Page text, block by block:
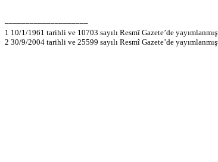
––––––––––––––––––––
1 10/1/1961 tarihli ve 10703 sayılı Resmî Gazete’de
2 30/9/2004 tarihli ve 25599 sayılı Resmî Gazete’de